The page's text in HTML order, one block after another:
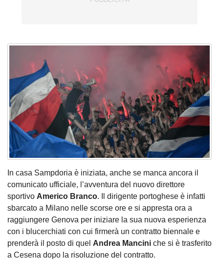
In casa Sampdoria è iniziata, anche se manca ancora il
comunicato ufficiale, l’avventura del nuovo direttore
sportivo Americo Branco. Il dirigente portoghese è infatti
sbarcato a Milano nelle scorse ore e si appresta ora a
raggiungere Genova per iniziare la sua nuova esperienza
con i blucerchiati con cui firmerà un contratto biennale e
prenderà il posto di quel Andrea Mancini che si è trasferito
a Cesena dopo la risoluzione del contratto.